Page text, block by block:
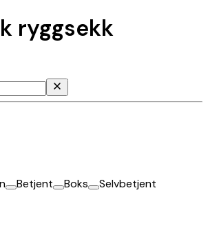
ryggsekk
Betjent Boks Selvbetjent